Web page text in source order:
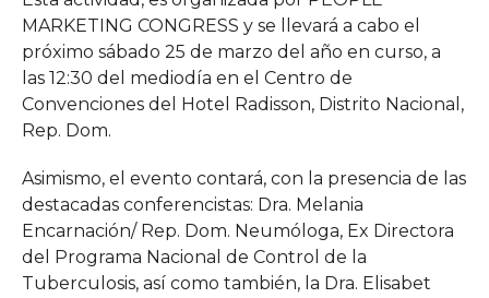
MARKETING CONGRESS y se llevará a cabo el
próximo sábado 25 de marzo del año en curso, a
las 12:30 del mediodía en el Centro de
Convenciones del Hotel Radisson, Distrito Nacional,
Rep. Dom.
Asimismo, el evento contará, con la presencia de las
destacadas conferencistas: Dra. Melania
Encarnación/ Rep. Dom. Neumóloga, Ex Directora
del Programa Nacional de Control de la
Tuberculosis, así como también, la Dra. Elisabet